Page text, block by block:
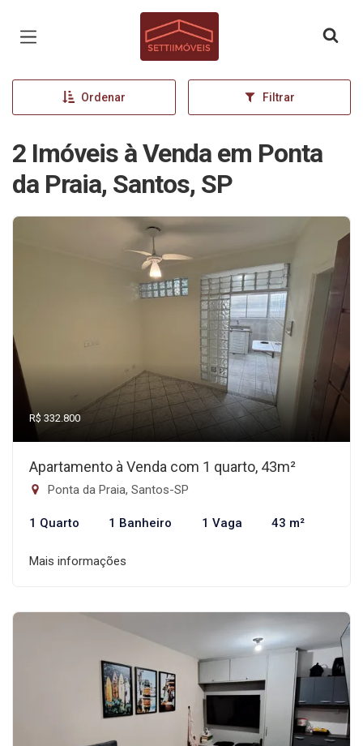
Página inicial
Ordenar Filtrar
2 Imóveis à Venda em Ponta
da Praia, Santos, SP
R$ 332.800
Apartamento à Venda com 1 quarto, 43m²
Ponta da Praia, Santos-SP
1 Quarto 1 Banheiro 1 Vaga 43 m²
Mais informações